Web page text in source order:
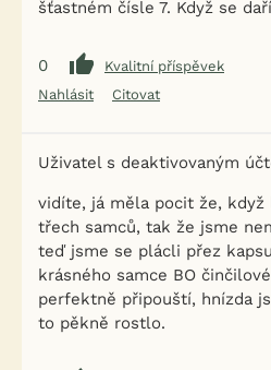
šťastném čísle 7. Když se
0
Kvalitní příspěvek
Nahlásit
Citovat
Uživatel s deaktivovaným
vidíte, já měla pocit že, když
třech samců, tak že jsme
teď jsme se plácli přez
krásného samce BO
perfektně připouští, hnízda
to pěkně rostlo.